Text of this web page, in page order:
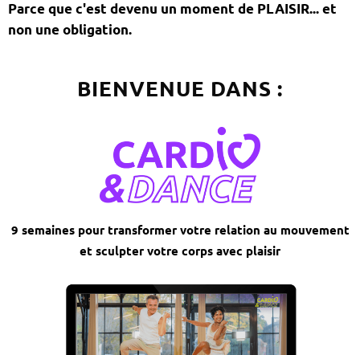
Parce que c'est devenu un moment de PLAISIR... et
non une obligation.
BIENVENUE DANS :
9 semaines pour transformer votre relation au mouvement
et sculpter votre corps avec plaisir